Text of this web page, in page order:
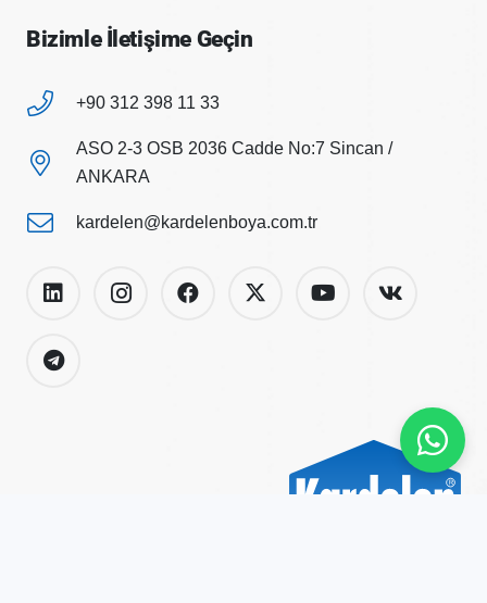
Bizimle İletişime Geçin
+90 312 398 11 33
ASO 2-3 OSB 2036 Cadde No:7 Sincan /
ANKARA
kardelen@kardelenboya.com.tr